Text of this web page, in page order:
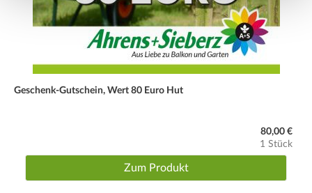
Geschenk-Gutschein, Wert 80 Euro Hut
80,00 €
1 Stück
Zum Produkt